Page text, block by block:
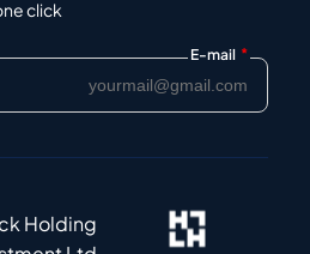
click.
E-mail *
Holding